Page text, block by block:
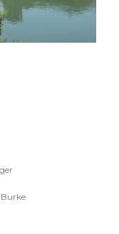
Burke